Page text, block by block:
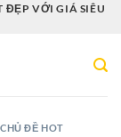
ĐẸP VỚI GIÁ SIÊU
ĐỀ HOT